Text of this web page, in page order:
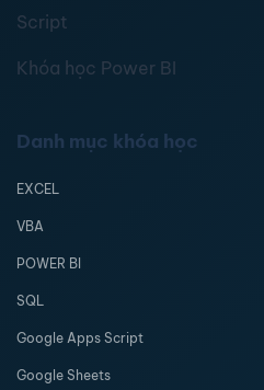
Script
Khóa học Power BI
Danh mục khóa học
EXCEL
VBA
POWER BI
SQL
Google Apps Script
Google Sheets